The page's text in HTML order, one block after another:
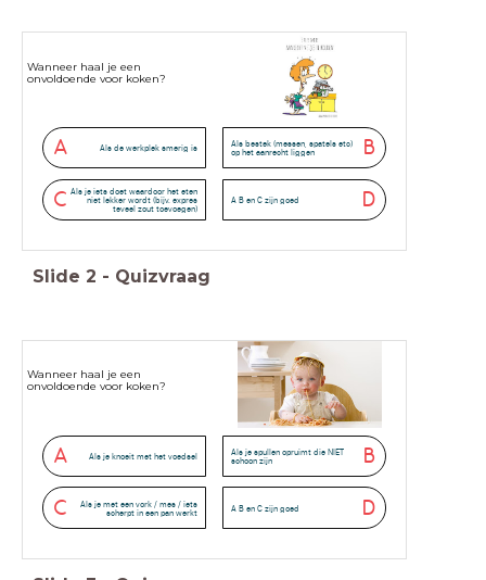
Wanneer haal je een
onvoldoende voor koken?
A Als de werkplek smerig is B
Als bestek (messen, spatels etc)
op het aanrecht liggen
C Als je iets doet waardoor het eten
niet lekker wordt (bijv. expres
teveel zout toevoegen)
D
A B en C zijn goed
Slide 2 - Quizvraag
Wanneer haal je een
onvoldoende voor koken?
A Als je knoeit met het voedsel B
Als je spullen opruimt die NIET
schoon zijn
C
Als je met een vork / mes / iets
scherpt in een pan werkt
D
A B en C zijn goed